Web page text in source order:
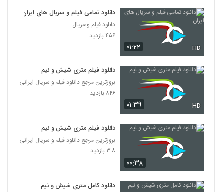
۰۱:۲۲ HD
دانلود تمامی فیلم و سریال های ایران
دانلود فیلم وسریال
۴۵۶ بازدید
۰۱:۳۹ HD
دانلود فیلم متری شیش و نیم
بروزترین مرجع دانلود فیلم و سریال ایرانی
۸۴۶ بازدید
۰۰:۳۸
دانلود فیلم متری شیش و نیم
بروزترین مرجع دانلود فیلم و سریال ایرانی
۳۱۸ بازدید
دانلود کامل متری شیش و نیم